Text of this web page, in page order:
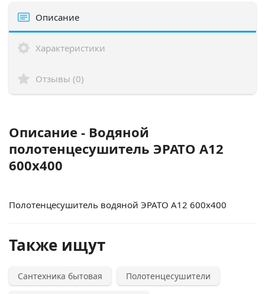
Описание
Характеристики
Отзывы (0)
Описание - Водяной
полотенцесушитель ЭРАТО А12
600x400
Полотенцесушитель водяной ЭРАТО А12 600x400
Также ищут
Сантехника бытовая Полотенцесушители